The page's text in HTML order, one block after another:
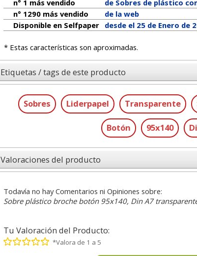
n° 1 más vendido
de Sobres de plástico
n° 1290 más vendido
de la web
Disponible en Selfpaper
desde el 25 de Enero de
* Estas características son aproximadas.
Etiquetas / tags de este producto
Sobres Liderpapel Transparente
Botón 95x140
Valoraciones del producto
Todavía no hay Comentarios ni Opiniones sobre:
Sobre plástico broche botón 95x140, Din A7
Tu Valoración del Producto:
*Valora de 1 a 5